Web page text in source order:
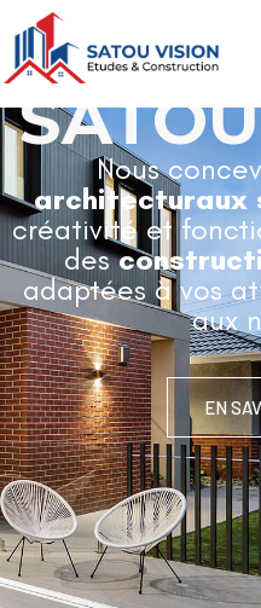
ARCHITECTURE
Nous
architecturaux
créativité et
des
adaptées à vos
aux
EN